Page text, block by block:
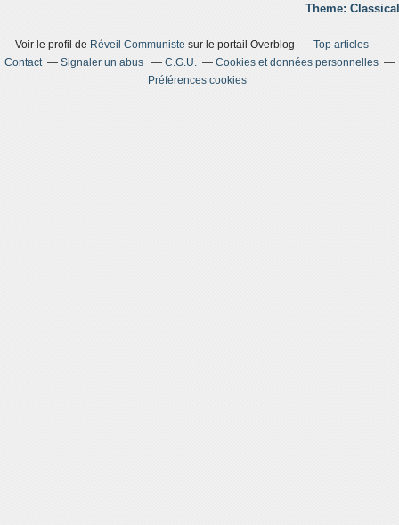
Theme:
Voir le profil de Réveil Communiste sur le portail Overblog
Top articles
Contact
Signaler un abus C.G.U.
Cookies et données personnelles
Préférences cookies